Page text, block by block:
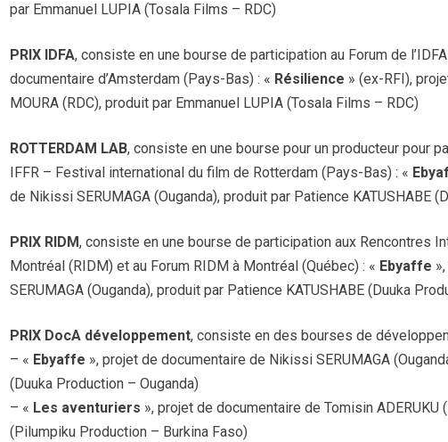
par Emmanuel LUPIA (Tosala Films – RDC)
PRIX IDFA, consiste en une bourse de participation au Forum de
documentaire d’Amsterdam (Pays-Bas) : « Résilience » (ex-RFI),
MOURA (RDC), produit par Emmanuel LUPIA (Tosala Films – RDC)
ROTTERDAM LAB, consiste en une bourse pour un producteur pour
IFFR – Festival international du film de Rotterdam (Pays-Bas) : «
de Nikissi SERUMAGA (Ouganda), produit par Patience KATUSHABE
PRIX RIDM, consiste en une bourse de participation aux Rencontres
Montréal (RIDM) et au Forum RIDM à Montréal (Québec) : « Ebyaffe
SERUMAGA (Ouganda), produit par Patience KATUSHABE (Duuka
PRIX DocA développement, consiste en des bourses de
– « Ebyaffe », projet de documentaire de Nikissi SERUMAGA
(Duuka Production – Ouganda)
– « Les aventuriers », projet de documentaire de Tomisin
(Pilumpiku Production – Burkina Faso)